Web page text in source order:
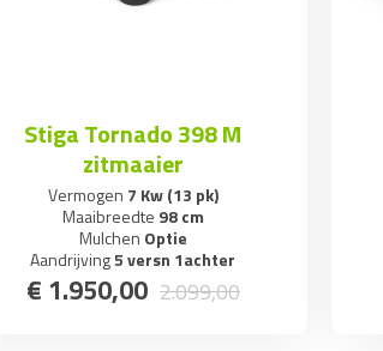
Stiga Tornado 398 M
zitmaaier
Vermogen 7 Kw (13 pk)
Maaibreedte 98 cm
Mulchen Optie
Aandrijving5 versn 1achter
€ 1.950,00 2.099,00